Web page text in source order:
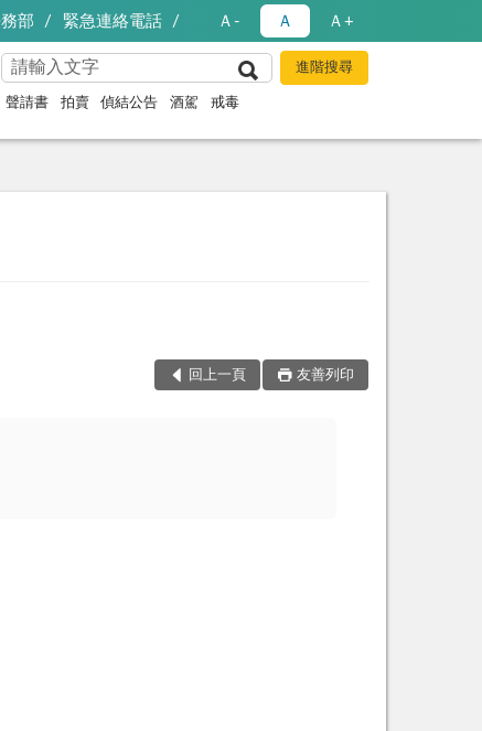
部 緊急連絡電話 Ａ- Ａ Ａ+
聲請書 拍賣 偵結公告 酒駕 戒毒
回上一頁 友善列印